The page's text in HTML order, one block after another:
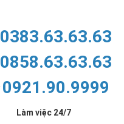
0383.63.63.63
0858.63.63.63
0921.90.9999
Làm việc 24/7